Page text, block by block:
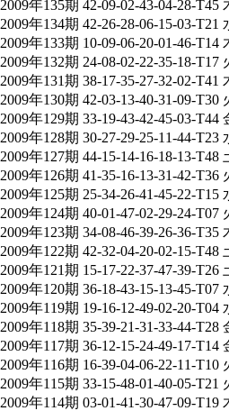
2009年135期 42-09-02-43-04-28-T45
2009年134期 42-26-28-06-15-03-T21
2009年133期 10-09-06-20-01-46-T14
2009年132期 24-08-02-22-35-18-T17
2009年131期 38-17-35-27-32-02-T41
2009年130期 42-03-13-40-31-09-T30
2009年129期 33-19-43-42-45-03-T44
2009年128期 30-27-29-25-11-44-T23
2009年127期 44-15-14-16-18-13-T48
2009年126期 41-35-16-13-31-42-T36
2009年125期 25-34-26-41-45-22-T15
2009年124期 40-01-47-02-29-24-T07
2009年123期 34-08-46-39-26-36-T35
2009年122期 42-32-04-20-02-15-T48
2009年121期 15-17-22-37-47-39-T26
2009年120期 36-18-43-15-13-45-T07
2009年119期 19-16-12-49-02-20-T04
2009年118期 35-39-21-31-33-44-T28
2009年117期 36-12-15-24-49-17-T14
2009年116期 16-39-04-06-22-11-T10
2009年115期 33-15-48-01-40-05-T21
2009年114期 03-01-41-30-47-09-T19